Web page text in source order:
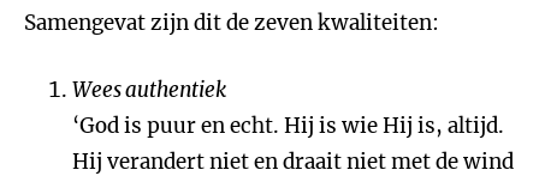
Samengevat zijn dit de zeven kwaliteiten:
Wees authentiek
‘God is puur en echt. Hij is wie Hij is, altijd.
Hij verandert niet en draait niet met de wind